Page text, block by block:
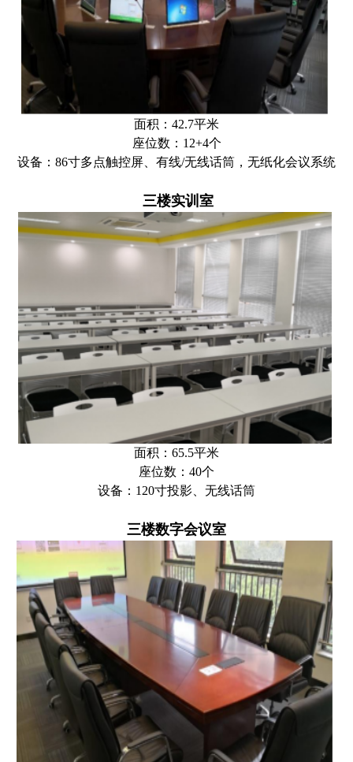
面积：42.7平米
座位数： 12+4个
设备： 86寸多点触控屏、有线/无线话筒，无纸化会议系统
三楼实训室
面积：65.5平米
座位数：40个
设备：120寸投影、无线话筒
三楼数字会议室